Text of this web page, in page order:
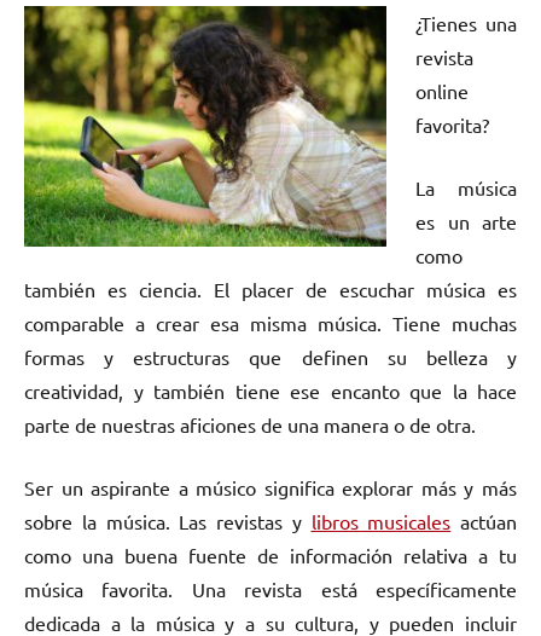
¿Tienes una
revista
online
favorita?
La música
es un arte
como
también es ciencia. El placer de escuchar música es
comparable a crear esa misma música. Tiene muchas
formas y estructuras que definen su belleza y
creatividad, y también tiene ese encanto que la hace
parte de nuestras aficiones de una manera o de otra.
Ser un aspirante a músico significa explorar más y más
sobre la música. Las revistas y libros musicales actúan
como una buena fuente de información relativa a tu
música favorita. Una revista está específicamente
dedicada a la música y a su cultura, y pueden incluir